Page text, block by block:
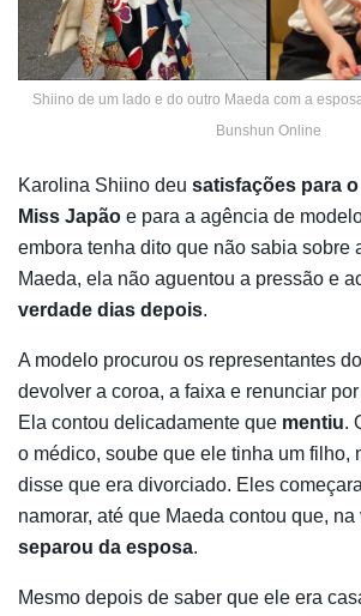
Shiino de um lado e do outro Maeda com a
Bunshun Online
Karolina Shiino deu satisfações para
Miss Japão e para a agência de
embora tenha dito que não sabia sobre
Maeda, ela não aguentou a pressão e
verdade dias depois.
A modelo procurou os representantes
devolver a coroa, a faixa e renunciar
Ela contou delicadamente que mentiu.
o médico, soube que ele tinha um filho,
disse que era divorciado. Eles
namorar, até que Maeda contou que, na
separou da esposa.
Mesmo depois de saber que ele era